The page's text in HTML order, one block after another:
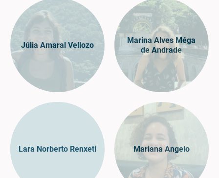
Júlia Amaral Vellozo
Marina Alves Méga
de Andrade
Lara Norberto Renxeti Mariana Angelo